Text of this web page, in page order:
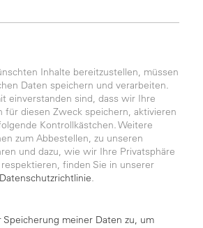
Inhalte bereitzustellen, müssen
Daten speichern und verarbeiten.
einverstanden sind, dass wir Ihre
für diesen Zweck speichern, aktivieren
Kontrollkästchen. Weitere
zum Abbestellen, zu unseren
und dazu, wie wir Ihre Privatsphäre
finden Sie in unserer
Datenschutzrichtlinie.
Speicherung meiner Daten zu, um